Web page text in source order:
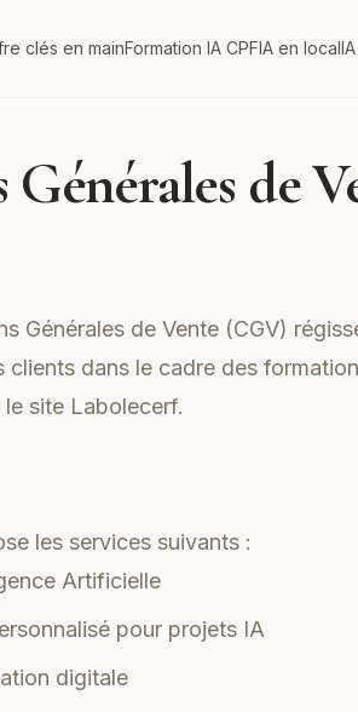
clés en mainFormation IA CPFIA en local
de
Générales de Vente (CGV)
clients dans le cadre des
site Labolecerf.
les services suivants :
Artificielle
pour projets IA
digitale